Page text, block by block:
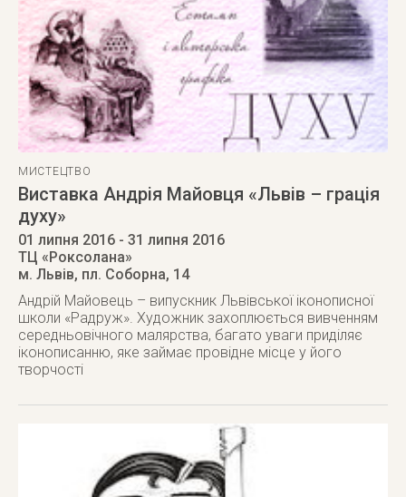
МИСТЕЦТВО
Виставка Андрія Майовця «Львів – грація
духу»
01 липня 2016 - 31 липня 2016
ТЦ «Роксолана»
м. Львів, пл. Соборна, 14
Андрій Майовець – випускник Львівської іконописної
школи «Радруж». Художник захоплюється вивченням
середньовічного малярства, багато уваги приділяє
іконописанню, яке займає провідне місце у його
творчості